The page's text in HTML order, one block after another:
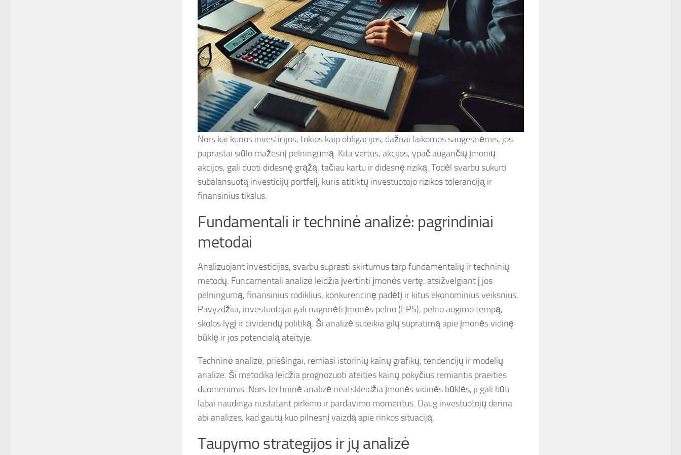
Nors kai kurios investicijos, tokios kaip obligacijos, dažnai laikomos saugesnėmis, jos
paprastai siūlo mažesnį pelningumą. Kita vertus, akcijos, ypač augančių įmonių
akcijos, gali duoti didesnę grąžą, tačiau kartu ir didesnę riziką. Todėl svarbu sukurti
subalansuotą investicijų portfelį, kuris atitiktų investuotojo rizikos toleranciją ir
finansinius tikslus.
Fundamentali ir techninė analizė: pagrindiniai
metodai
Analizuojant investicijas, svarbu suprasti skirtumus tarp fundamentalių ir techninių
metodų. Fundamentali analizė leidžia įvertinti įmonės vertę, atsižvelgiant į jos
pelningumą, finansinius rodiklius, konkurencinę padėtį ir kitus ekonominius veiksnius.
Pavyzdžiui, investuotojai gali nagrinėti įmonės pelno (EPS), pelno augimo tempą,
skolos lygį ir dividendų politiką. Ši analizė suteikia gilų supratimą apie įmonės vidinę
būklę ir jos potencialą ateityje.
Techninė analizė, priešingai, remiasi istorinių kainų grafikų, tendencijų ir modelių
analize. Ši metodika leidžia prognozuoti ateities kainų pokyčius remiantis praeities
duomenimis. Nors techninė analizė neatskleidžia įmonės vidinės būklės, ji gali būti
labai naudinga nustatant pirkimo ir pardavimo momentus. Daug investuotojų derina
abi analizes, kad gautų kuo pilnesnį vaizdą apie rinkos situaciją.
Taupymo strategijos ir jų analizė